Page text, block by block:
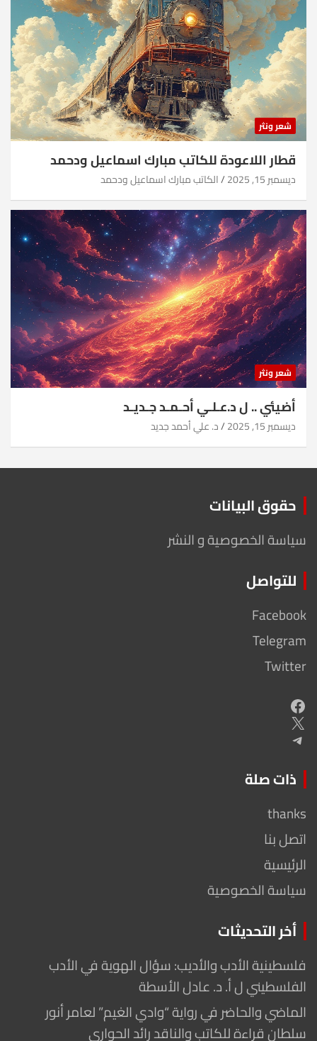
شعر ونثر
قطار اللاعودة للكاتب مبارك اسماعيل ودحمد
ديسمبر 15, 2025 الكاتب مبارك اسماعيل ودحمد
شعر ونثر
أضيئي .. ل د.عـلـي أحـمـد جـديـد
ديسمبر 15, 2025 د. علي أحمد جديد
حقوق البيانات
سياسة الخصوصية و النشر
للتواصل
Facebook
Telegram
Twitter
Facebook
X
Telegram
ذات صلة
thanks
اتصل بنا
الرئيسية
سياسة الخصوصية
أخر التحديثات
فلسطينية الأدب والأديب: سؤال الهوية في الأدب
الفلسطيني ل أ. د. عادل الأسطة
الماضي والحاضر في رواية “وادي الغيم” لعامر أنور
سلطان قراءة للكاتب والناقد رائد الحواري